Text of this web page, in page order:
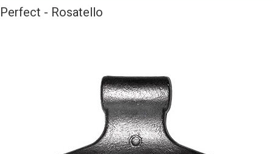
Perfect - Rosatello